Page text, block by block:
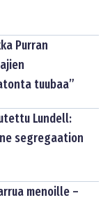
Purran
tuubaa”
Lundell:
segregaation
menoille –